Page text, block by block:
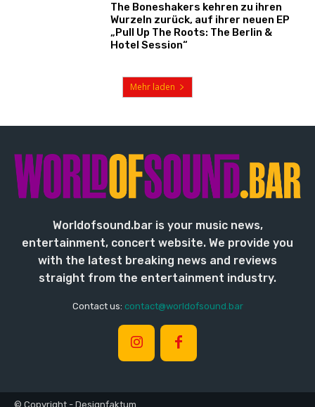
The Boneshakers kehren zu ihren
Wurzeln zurück, auf ihrer neuen EP
„Pull Up The Roots: The Berlin &
Hotel Session“
Mehr laden
Worldofsound.bar is your music news,
entertainment, concert website. We provide you
with the latest breaking news and reviews
straight from the entertainment industry.
Contact us: contact@worldofsound.bar
© Copyright - Designfaktum